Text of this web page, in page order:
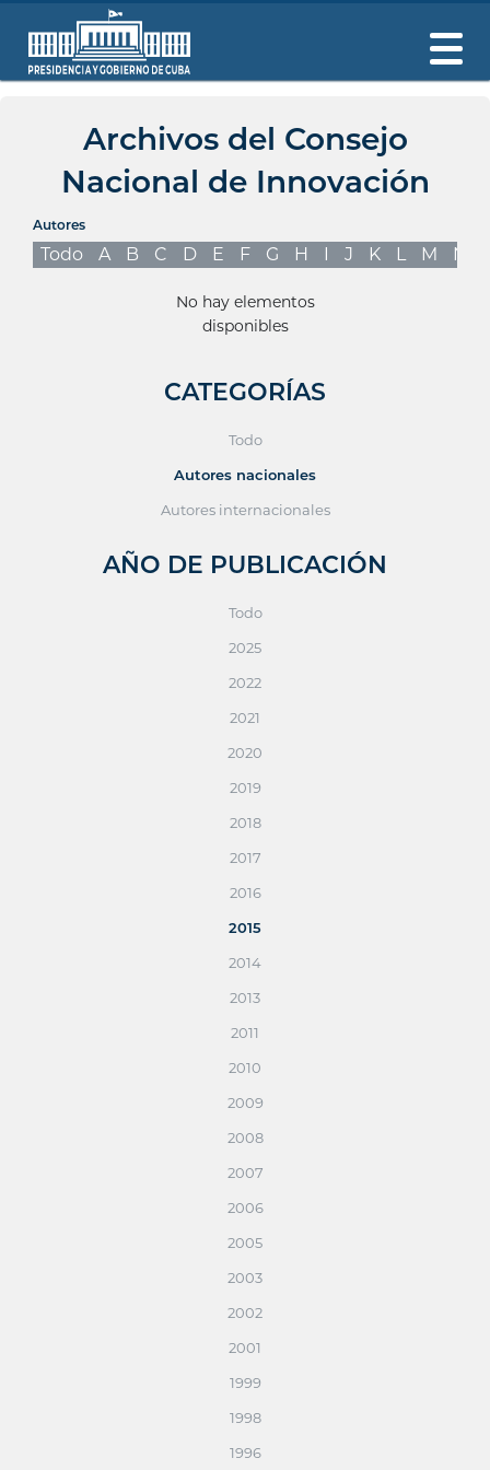
Archivos del Consejo
Nacional de Innovación
Autores
Todo A B C D E F G H I J K L M N
No hay elementos
disponibles
CATEGORÍAS
Todo
Autores nacionales
Autores internacionales
AÑO DE PUBLICACIÓN
Todo
2025
2022
2021
2020
2019
2018
2017
2016
2015
2014
2013
2011
2010
2009
2008
2007
2006
2005
2003
2002
2001
1999
1998
1996